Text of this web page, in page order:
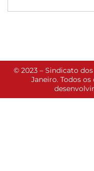
© 2023 – Sindicato
Janeiro. Todos